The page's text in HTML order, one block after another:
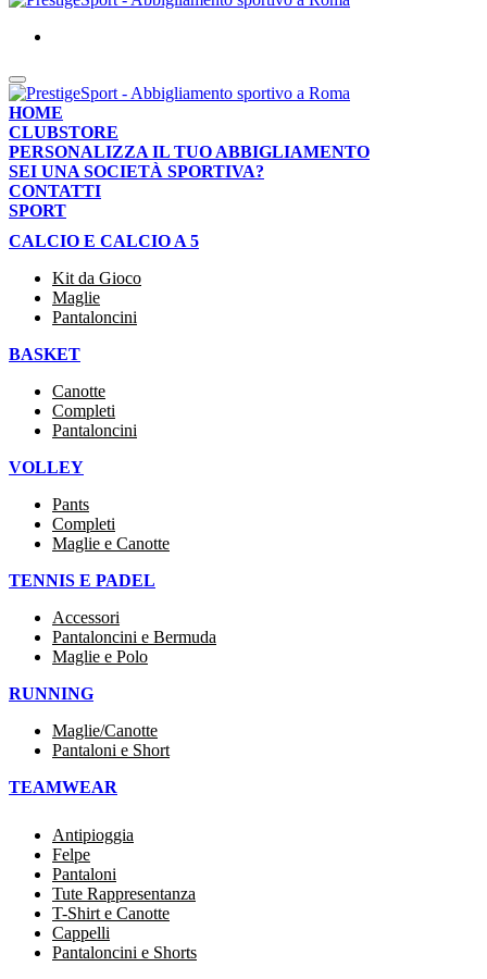
HOME
CLUBSTORE
PERSONALIZZA IL TUO ABBIGLIAMENTO
SEI UNA SOCIETÀ SPORTIVA?
CONTATTI
SPORT
CALCIO E CALCIO A 5
Kit da Gioco
Maglie
Pantaloncini
BASKET
Canotte
Completi
Pantaloncini
VOLLEY
Pants
Completi
Maglie e Canotte
TENNIS E PADEL
Accessori
Pantaloncini e Bermuda
Maglie e Polo
RUNNING
Maglie/Canotte
Pantaloni e Short
TEAMWEAR
Antipioggia
Felpe
Pantaloni
Tute Rappresentanza
T-Shirt e Canotte
Cappelli
Pantaloncini e Shorts